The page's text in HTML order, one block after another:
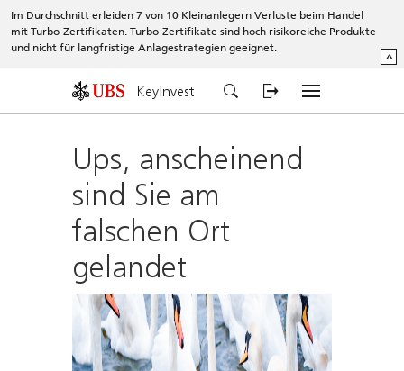
Im Durchschnitt erleiden 7 von 10 Kleinanlegern Verluste beim Handel
mit Turbo-Zertifikaten. Turbo-Zertifikate sind hoch risikoreiche Produkte
und nicht für langfristige Anlagestrategien geeignet.
^
KeyInvest
Ups, anscheinend
sind Sie am
falschen Ort
gelandet